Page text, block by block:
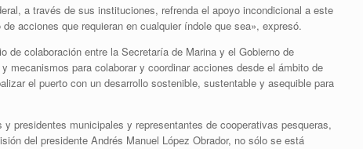
a través de sus instituciones, refrenda el apoyo incondicional a este
acciones que requieran en cualquier índole que sea», expresó.
de colaboración entre la Secretaría de Marina y el Gobierno de
mecanismos para colaborar y coordinar acciones desde el ámbito de
el puerto con un desarrollo sostenible, sustentable y asequible para
presidentes municipales y representantes de cooperativas pesqueras,
del presidente Andrés Manuel López Obrador, no sólo se está